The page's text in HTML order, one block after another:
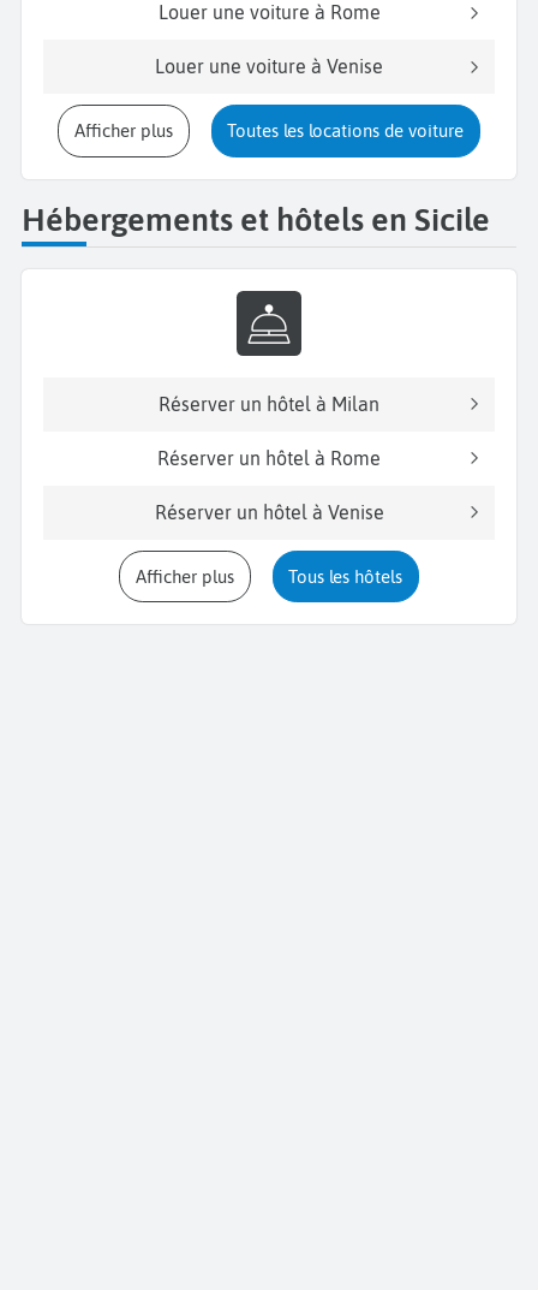
Louer une voiture à Rome
Louer une voiture à Venise
Afficher plus Toutes les locations de voiture
Hébergements et hôtels en Sicile
Réserver un hôtel à Milan
Réserver un hôtel à Rome
Réserver un hôtel à Venise
Afficher plus Tous les hôtels